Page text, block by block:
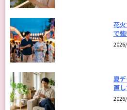
花
で強
夏
直